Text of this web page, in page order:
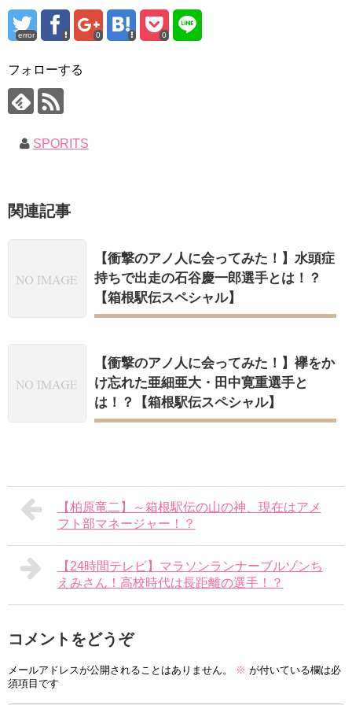
error 0 0
フォローする
SPORITS
関連記事
【衝撃のアノ人に会ってみた！】水頭症
持ちで出走の石谷慶一郎選手とは！？
【箱根駅伝スペシャル】
【衝撃のアノ人に会ってみた！】襷をか
け忘れた亜細亜大・田中寛重選手と
は！？【箱根駅伝スペシャル】
【柏原竜二】～箱根駅伝の山の神、現在はアメ
フト部マネージャー！？
【24時間テレビ】マラソンランナーブルゾンち
えみさん！高校時代は長距離の選手！？
コメントをどうぞ
メールアドレスが公開されることはありません。 ※ が付いている欄は必
須項目です